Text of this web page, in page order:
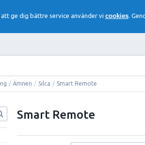
att ge dig bättre service använder vi cookies.
/ Ämnen / Silca / Smart Remote
Smart Remote